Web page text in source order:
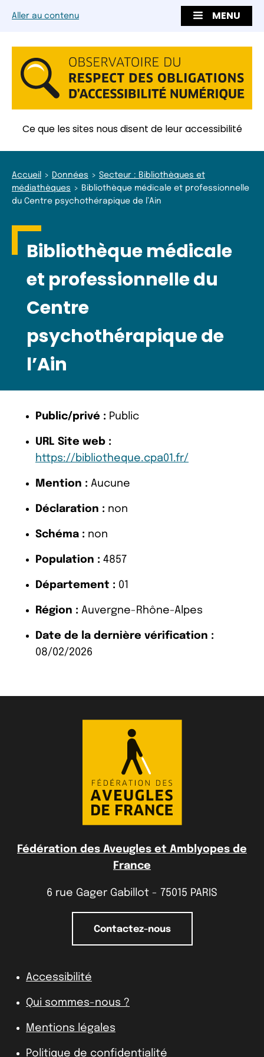
Aller au contenu MENU
Ce que les sites nous disent de leur accessibilité
Accueil Données
Secteur : Bibliothèques et
médiathèques
Bibliothèque médicale et professionnelle
du Centre psychothérapique de l’Ain
Bibliothèque médicale
et professionnelle du
Centre
psychothérapique de
l’Ain
Public/privé : Public
URL Site web :
https://bibliotheque.cpa01.fr/
Mention : Aucune
Déclaration : non
Schéma : non
Population : 4857
Département : 01
Région : Auvergne-Rhône-Alpes
Date de la dernière vérification :
08/02/2026
Fédération des Aveugles et Amblyopes de
France
6 rue Gager Gabillot - 75015 PARIS
Contactez-nous
Accessibilité
Qui sommes-nous ?
Mentions légales
Politique de confidentialité